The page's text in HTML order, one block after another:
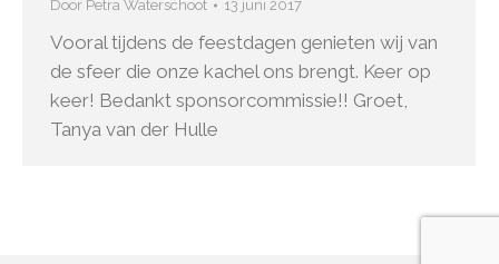
Door Petra Waterschoot 13 juni 2017
Vooral tijdens de feestdagen genieten wij van
de sfeer die onze kachel ons brengt. Keer op
keer! Bedankt sponsorcommissie!! Groet,
Tanya van der Hulle